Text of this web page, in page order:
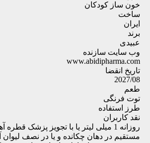
خون ساز کودکان
ساخت
ایران
برند
عبیدی
وب سایت سازنده
www.abidipharma.com
تاریخ انقضا
2027/08
طعم
توت فرنگی
طرز استفاده
نقد کاربران
روزانه 1 میلی لیتر یا با تجویز پزشک
مستقیم در دهان چکانده و یا در نصف